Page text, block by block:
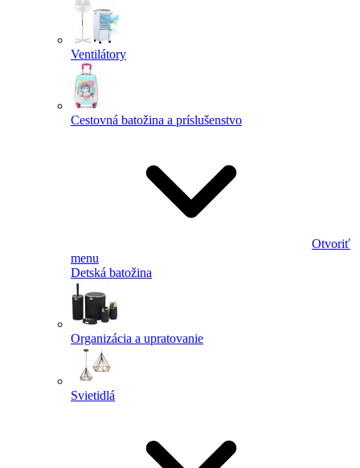
Ventilátory
Cestovná batožina a príslušenstvo
Otvoriť
menu
Detská batožina
Organizácia a upratovanie
Svietidlá